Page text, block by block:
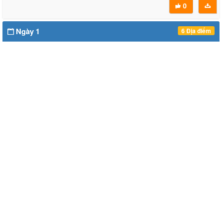
0
Ngày 1 6 Địa điểm